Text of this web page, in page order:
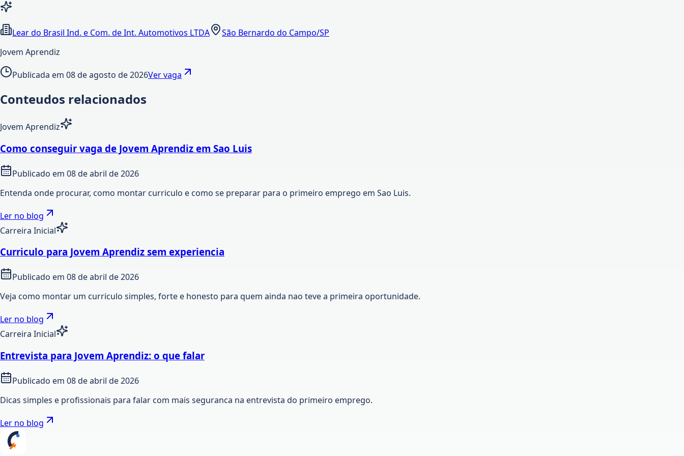
Lear do Brasil Ind. e Com. de Int. Automotivos LTDA
São Bernardo do Campo/SP
Jovem Aprendiz
Publicada em 08 de agosto de 2026Ver vaga
Conteudos relacionados
Jovem Aprendiz
Como conseguir vaga de Jovem Aprendiz em Sao Luis
Publicado em 08 de abril de 2026
Entenda onde procurar, como montar curriculo e como se preparar para o primeiro emprego em Sao Luis.
Ler no blog
Carreira Inicial
Curriculo para Jovem Aprendiz sem experiencia
Publicado em 08 de abril de 2026
Veja como montar um curriculo simples, forte e honesto para quem ainda nao teve a primeira oportunidade.
Ler no blog
Carreira Inicial
Entrevista para Jovem Aprendiz: o que falar
Publicado em 08 de abril de 2026
Dicas simples e profissionais para falar com mais seguranca na entrevista do primeiro emprego.
Ler no blog